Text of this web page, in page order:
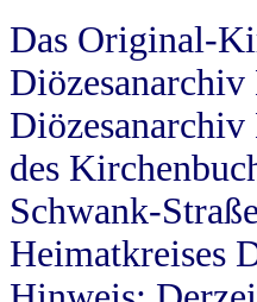
Das Original-
des
Schwank-
Heimatkreises